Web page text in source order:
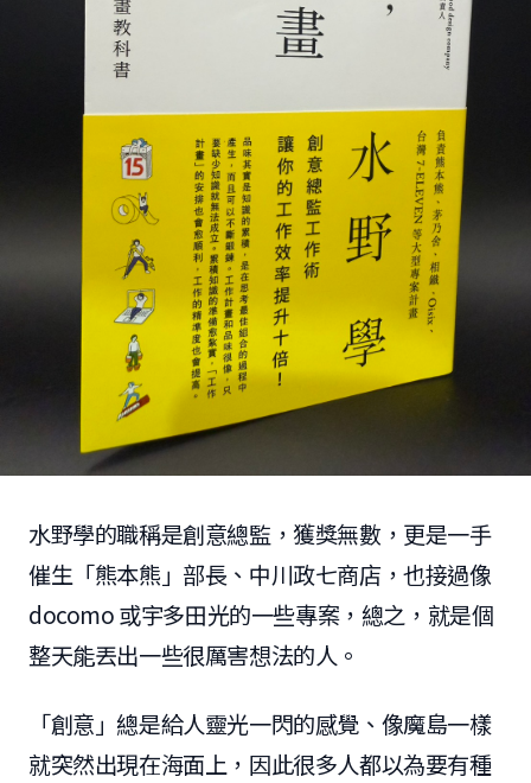
水野學的職稱是創意總監，獲獎無數，更是一手
催生「熊本熊」部長、中川政七商店，也接過像
docomo 或宇多田光的一些專案，總之，就是個
整天能丟出一些很厲害想法的人。
「創意」總是給人靈光一閃的感覺、像魔島一樣
就突然出現在海面上，因此很多人都以為要有種